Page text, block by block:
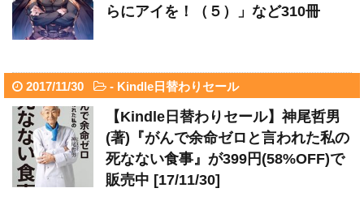
らにアイを！（５）」など310冊
2017/11/30 - Kindle日替わりセール
【Kindle日替わりセール】神尾哲男
(著)『がんで余命ゼロと言われた私の
死なない食事』が399円(58%OFF)で
販売中 [17/11/30]